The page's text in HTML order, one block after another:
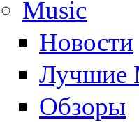
Music
Новости
Лучшие
Обзоры